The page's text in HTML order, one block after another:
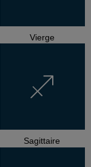
Vierge
Sagittaire